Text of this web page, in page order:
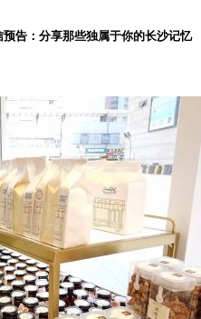
告：分享那些独属于你的长沙记忆